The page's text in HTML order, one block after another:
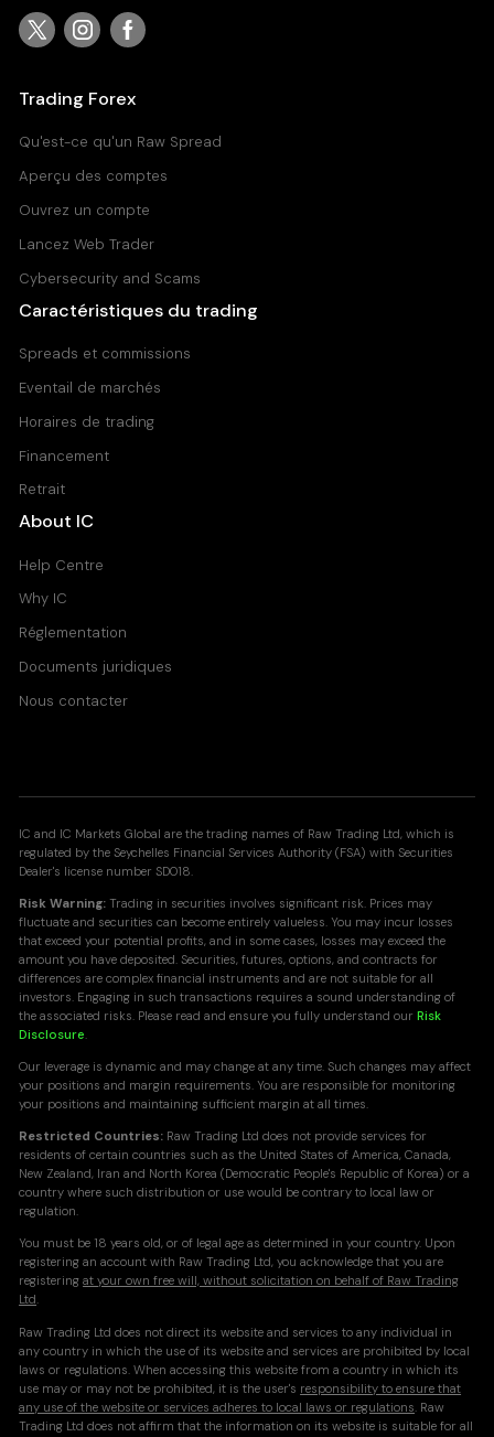
Trading Forex
Qu'est-ce qu'un Raw Spread
Aperçu des comptes
Ouvrez un compte
Lancez Web Trader
Cybersecurity and Scams
Caractéristiques du trading
Spreads et commissions
Eventail de marchés
Horaires de trading
Financement
Retrait
About IC
Help Centre
Why IC
Réglementation
Documents juridiques
Nous contacter
IC and IC Markets Global are the trading names of Raw Trading Ltd, which is
regulated by the Seychelles Financial Services Authority (FSA) with Securities
Dealer's license number SD018.
Risk Warning: Trading in securities involves significant risk. Prices may
fluctuate and securities can become entirely valueless. You may incur losses
that exceed your potential profits, and in some cases, losses may exceed the
amount you have deposited. Securities, futures, options, and contracts for
differences are complex financial instruments and are not suitable for all
investors. Engaging in such transactions requires a sound understanding of
the associated risks. Please read and ensure you fully understand ourRisk
Disclosure.
Our leverage is dynamic and may change at any time. Such changes may affect
your positions and margin requirements. You are responsible for monitoring
your positions and maintaining sufficient margin at all times.
Restricted Countries: Raw Trading Ltd does not provide services for
residents of certain countries such as the United States of America, Canada,
New Zealand, Iran and North Korea (Democratic People's Republic of Korea) or a
country where such distribution or use would be contrary to local law or
regulation.
You must be 18 years old, or of legal age as determined in your country. Upon
registering an account with Raw Trading Ltd, you acknowledge that you are
registeringat your own free will, without solicitation on behalf of Raw Trading
Ltd.
Raw Trading Ltd does not direct its website and services to any individual in
any country in which the use of its website and services are prohibited by local
laws or regulations. When accessing this website from a country in which its
use may or may not be prohibited, it is the user's responsibility to ensure that
any use of the website or services adheres to local laws or regulations. Raw
Trading Ltd does not affirm that the information on its website is suitable for all